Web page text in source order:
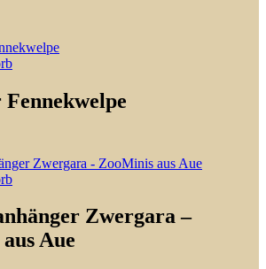
Zwergara –
Aue